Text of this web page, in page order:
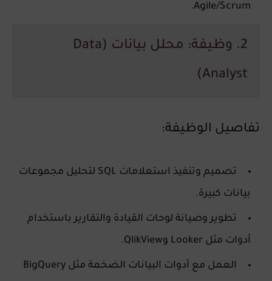
Agile/Scrum
.
2. وظيفة: محلل بيانات (Data
Analyst)
تفاصيل الوظيفة:
تصميم وتنفيذ استعلامات SQL لتحليل مجموعات
بيانات كبيرة.
تطوير وصيانة لوحات القيادة والتقارير باستخدام
أدوات مثل Looker وQlikView.
العمل مع أدوات البيانات الضخمة مثل BigQuery